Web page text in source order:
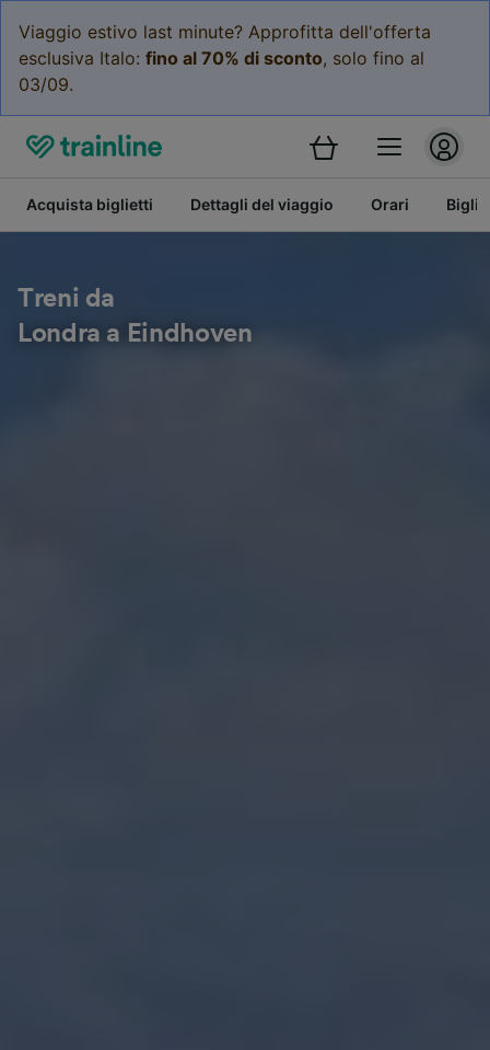
Viaggio estivo last minute? Approfitta dell'offerta
esclusiva Italo: fino al 70% di sconto, solo fino al
03/09.
Acquista biglietti Dettagli del viaggio Orari
Treni da
Londra a Eindhoven